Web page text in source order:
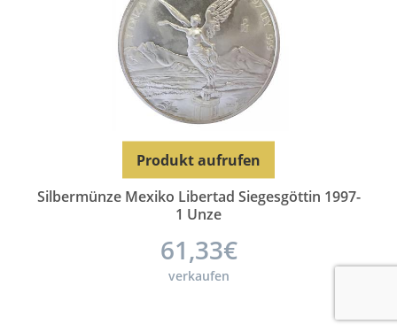
Silbermünze Mexiko Libertad Siegesgöttin 1997-
1 Unze
61,33€
verkaufen
Produkt aufrufen